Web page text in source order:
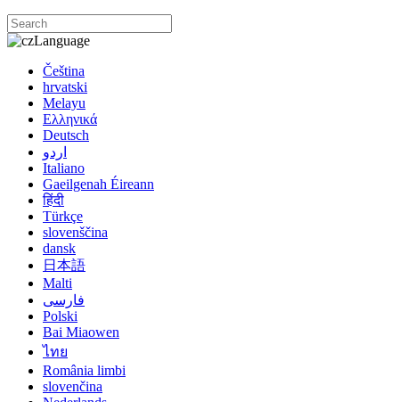
Language
Čeština
hrvatski
Melayu
Ελληνικά
Deutsch
اردو
Italiano
Gaeilgenah Éireann
हिंदी
Türkçe
slovenščina
dansk
日本語
Malti
فارسی
Polski
Bai Miaowen
ไทย
România limbi
slovenčina